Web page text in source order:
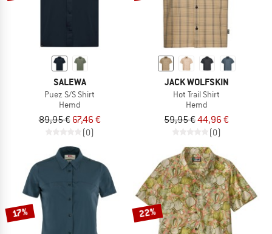
SALEWA
Puez S/S Shirt
Hemd
89,95 € 67,46 €
(0)
JACK WOLFSKIN
Hot Trail Shirt
Hemd
59,95 €44,96 €
(0)
17% 22%